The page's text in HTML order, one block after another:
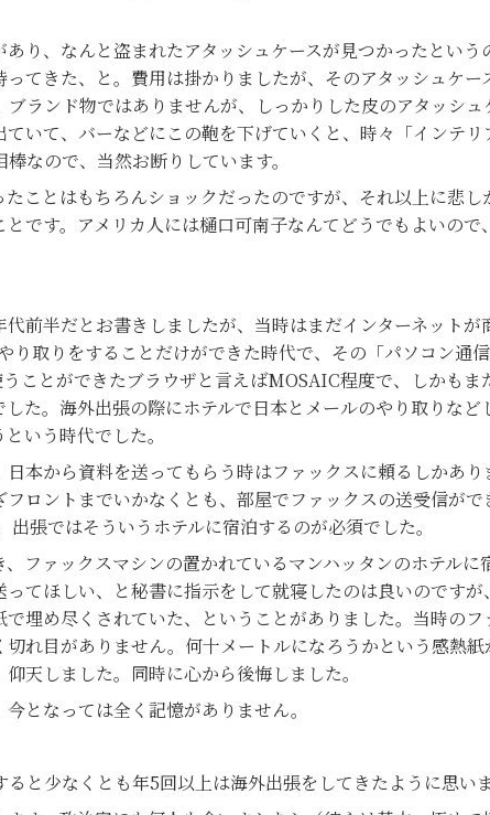
り、なんと盗まれたアタッシュケースが見つかったという
てきた、と。費用は掛かりましたが、そのアタッシュケ
ランド物ではありませんが、しっかりした皮のアタッシ
いて、バーなどにこの鞄を下げていくと、時々「インテ
なので、当然お断りしています。
ことはもちろんショックだったのですが、それ以上に悲
です。アメリカ人には樋口可南子なんてどうでもよいので
前半だとお書きしましたが、当時はまだインターネットが
取りをすることだけができた時代で、その「パソコン通
ことができたブラウザと言えばMOSAIC程度で、しかも
た。海外出張の際にホテルで日本とメールのやり取りな
いう時代でした。
本から資料を送ってもらう時はファックスに頼るしかあ
ロントまでいかなくとも、部屋でファックスの送受信が
張ではそういうホテルに宿泊するのが必須でした。
ファックスマシンの置かれているマンハッタンのホテルに
てほしい、と秘書に指示をして就寝したのは良いのです
埋め尽くされていた、ということがありました。当時の
れ目がありません。何十メートルになろうかという感熱
天しました。同時に心から後悔しました。
となっては全く記憶がありません。
と少なくとも年5回以上は海外出張をしてきたように思いま